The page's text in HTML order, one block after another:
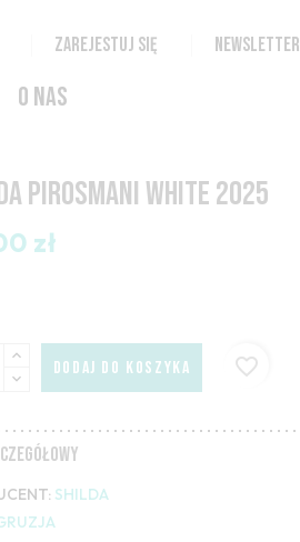
ZAREJESTUJ SIĘ NEWSLETTER
O NAS
PIROSMANI WHITE 2025
zł
DODAJ DO KOSZYKA favorite_border
SHILDA